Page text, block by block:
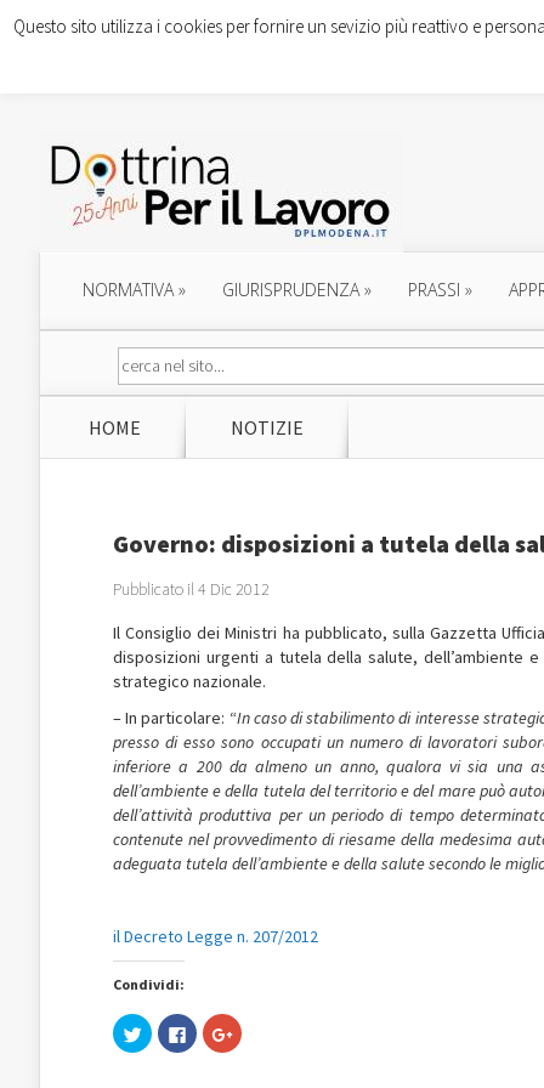
NORMATIVA» GIURISPRUDENZA» PRASSI »
HOME NOTIZIE
Governo: disposizioni a tutela della
Pubblicato il 4 Dic 2012
Il Consiglio dei Ministri ha pubblicato, sulla Gazzetta
disposizioni urgenti a tutela della salute, dell’ambiente
strategico nazionale.
– In particolare: “In caso di stabilimento di interesse
presso di esso sono occupati un numero di lavoratori
inferiore a 200 da almeno un anno, qualora vi sia una
dell’ambiente e della tutela del territorio e del mare può
dell’attività produttiva per un periodo di tempo
contenute nel provvedimento di riesame della medesima
adeguata tutela dell’ambiente e della salute secondo le
il Decreto Legge n. 207/2012
Condividi:
Fai
clic
Fai
clic
Fai
clic
Questo sito utilizza i cookies per fornire un sevizio più reattivo e